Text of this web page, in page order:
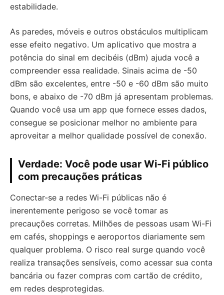
estabilidade.
As paredes, móveis e outros obstáculos multiplicam
esse efeito negativo. Um aplicativo que mostra a
potência do sinal em decibéis (dBm) ajuda você a
compreender essa realidade. Sinais acima de -50
dBm são excelentes, entre -50 e -60 dBm são muito
bons, e abaixo de -70 dBm já apresentam problemas.
Quando você usa um app que fornece esses dados,
consegue se posicionar melhor no ambiente para
aproveitar a melhor qualidade possível de conexão.
Verdade: Você pode usar Wi-Fi público
com precauções práticas
Conectar-se a redes Wi-Fi públicas não é
inerentemente perigoso se você tomar as
precauções corretas. Milhões de pessoas usam Wi-Fi
em cafés, shoppings e aeroportos diariamente sem
qualquer problema. O risco real surge quando você
realiza transações sensíveis, como acessar sua conta
bancária ou fazer compras com cartão de crédito,
em redes desprotegidas.